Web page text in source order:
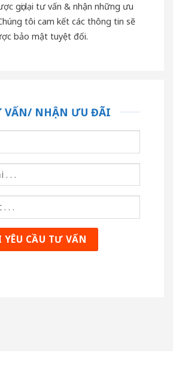
gọi lại tư vấn & nhận những ưu
tôi cam kết các thông tin sẽ
bảo mật tuyệt đối.
VẤN/ NHẬN ƯU ĐÃI